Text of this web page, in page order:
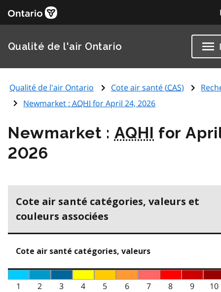
Qualité de l'air Ontario
Qualité de l'air Ontario Cote air santé (CAS)
Newmarket :AQHI for April 24, 2026
Newmarket : AQHI for
2026
Cote air santé catégories, valeurs et
couleurs associées
Cote air santé catégories, valeurs
1 2 3 4 5 6 7 8 9
10